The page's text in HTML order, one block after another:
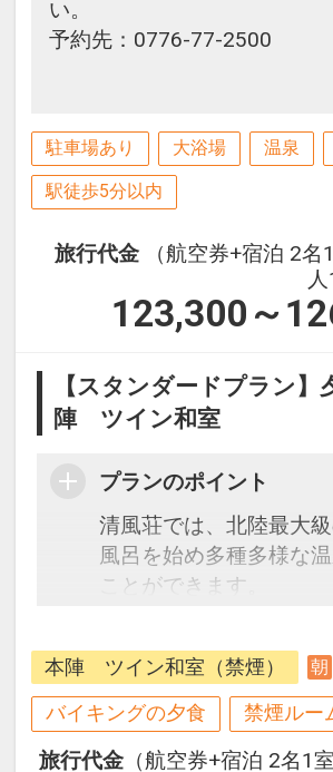
い。
予約先：0776-77-2500
駐車場あり 大浴場 温泉
駅徒歩5分以内
旅行代金
（航空券+宿泊 2
123,300～
【スタンダードプラン
陣 ツイン和室
プランのポイント
清風荘では、北陸最大
風呂を始め多種多様な
ことができます。
鮮中心のビュッフェや会
を尽くしたワンランク
など多彩なメニューでお
ハイクラスの特別室には
露天風呂もあり、贅沢
本陣 ツイン和室（禁煙） 朝
バイキングの夕食 禁煙ルー
旅行代金 （航空券+宿泊 2名1